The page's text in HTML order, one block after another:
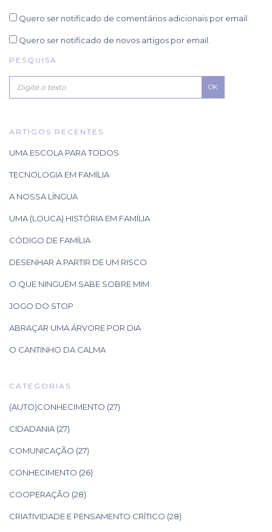
Quero ser notificado de comentários adicionais por email.
Quero ser notificado de novos artigos por email.
PESQUISA
OK
ARTIGOS RECENTES
UMA ESCOLA PARA TODOS
TECNOLOGIA EM FAMÍLIA
A NOSSA LÍNGUA
UMA (LOUCA) HISTÓRIA EM FAMÍLIA
CÓDIGO DE FAMÍLIA
DESENHAR A PARTIR DE UM RISCO
O QUE NINGUÉM SABE SOBRE MIM
JOGO DO STOP
ABRAÇAR UMA ÁRVORE POR DIA
O CANTINHO DA CALMA
CATEGORIAS
(AUTO)CONHECIMENTO (27)
CIDADANIA (27)
COMUNICAÇÃO (27)
CONHECIMENTO (26)
COOPERAÇÃO (28)
CRIATIVIDADE E PENSAMENTO CRÍTICO (28)